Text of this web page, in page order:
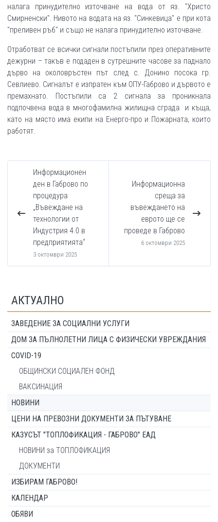
налага принудително източване на вода от яз. "Христо
Смирненски". Нивото на водата на яз. "Синкевица" е при кота
"преливен ръб" и също не налага принудително източване.
Отработват се всички сигнали постъпили през оперативните
дежурни – такъв е подаден в сутрешните часове за паднало
дърво на околовръстен път след с. Донино посока гр.
Севлиево. Сигналът е изпратен към ОПУ-Габрово и дървото е
премахнато. Постъпили са 2 сигнала за проникнала
подпочвена вода в многофамилна жилищна сграда и къща,
като на място има екипи на Енерго-про и Пожарната, които
работят.
Информационен
ден в Габрово по
процедура
„Въвеждане на
технологии от
Индустрия 4.0 в
предприятията“
3 октомври 2025
Информационна
среща за
въвеждането на
еврото ще се
проведе в Габрово
6 октомври 2025
АКТУАЛНО
ЗАВЕДЕНИЕ ЗА СОЦИАЛНИ УСЛУГИ
ДОМ ЗА ПЪЛНОЛЕТНИ ЛИЦА С ФИЗИЧЕСКИ УВРЕЖДАНИЯ
COVID-19
ОБЩИНСКИ СОЦИАЛЕН ФОНД
ВАКСИНАЦИЯ
НОВИНИ
ЦЕНИ НА ПРЕВОЗНИ ДОКУМЕНТИ ЗА ПЪТУВАНЕ
КАЗУСЪТ "ТОПЛОФИКАЦИЯ - ГАБРОВО" ЕАД
НОВИНИ за ТОПЛОФИКАЦИЯ
ДОКУМЕНТИ
ИЗБИРАМ ГАБРОВО!
КАЛЕНДАР
ОБЯВИ